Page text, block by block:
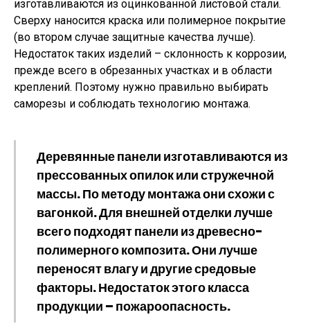
изготавливаются из оцинкованной листовой стали.
Сверху наносится краска или полимерное покрытие
(во втором случае защитные качества лучше).
Недостаток таких изделий – склонность к коррозии,
прежде всего в обрезанных участках и в области
креплений. Поэтому нужно правильно выбирать
саморезы и соблюдать технологию монтажа.
Деревянные панели изготавливаются из
прессованных опилок или стружечной
массы. По методу монтажа они схожи с
вагонкой. Для внешней отделки лучше
всего подходят панели из древесно-
полимерного композита. Они лучше
переносят влагу и другие средовые
факторы. Недостаток этого класса
продукции – пожароопасность.